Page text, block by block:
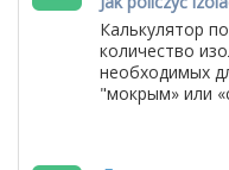
Калькулятор
количество
необходимых
"мокрым» или